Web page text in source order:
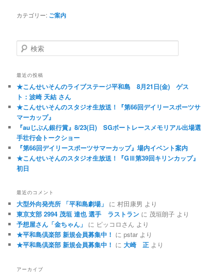
カテゴリー: ご案内
検索
最近の投稿
★こんせいそんのライブステージ平和島 8月21日(金) ゲス
ト：波崎 天結 さん
★こんせいそんのスタジオ生放送！『第66回デイリースポーツサ
マーカップ』
『auじぶん銀行賞』8/23(日) SGボートレースメモリアル出場選
手壮行会トークショー
『第66回デイリースポーツサマーカップ』場内イベント案内
★こんせいそんのスタジオ生放送！『GⅢ第39回キリンカップ』
初日
最近のコメント
大型外向発売所 「平和島劇場」 に村田康男 より
東京支部 2994 茂垣 達也 選手 ラストラン に 茂垣朗子 より
予想屋さん「金ちゃん」
に ピッコロさん より
★平和島倶楽部 新規会員募集中！ にpstar より
★平和島倶楽部 新規会員募集中！ に大崎 正 より
アーカイブ